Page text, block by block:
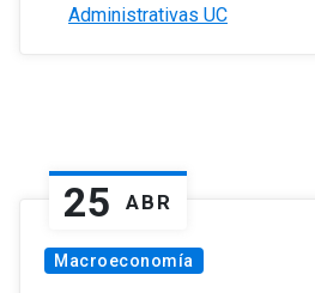
Administrativas UC
25 ABR
Macroeconomía